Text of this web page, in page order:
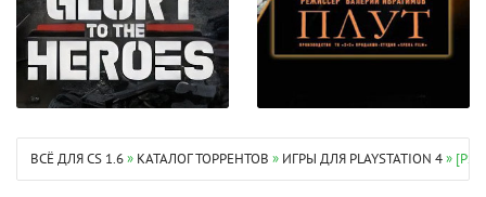
ВСЁ ДЛЯ CS 1.6» КАТАЛОГ ТОРРЕНТОВ » ИГРЫ ДЛЯ PLAYSTATION 4»